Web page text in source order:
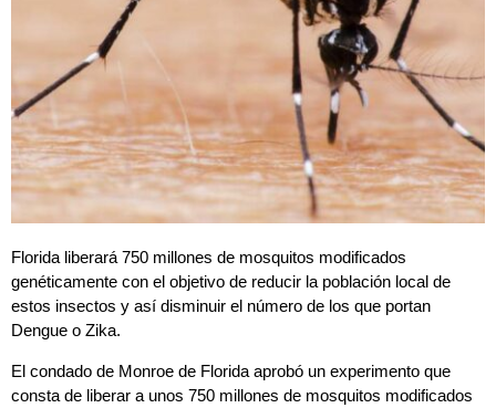
Florida liberará 750 millones de mosquitos modificados
genéticamente con el objetivo de reducir la población local de
estos insectos y así disminuir el número de los que portan
Dengue o Zika.
El condado de Monroe de Florida aprobó un experimento que
consta de liberar a unos 750 millones de mosquitos modificados